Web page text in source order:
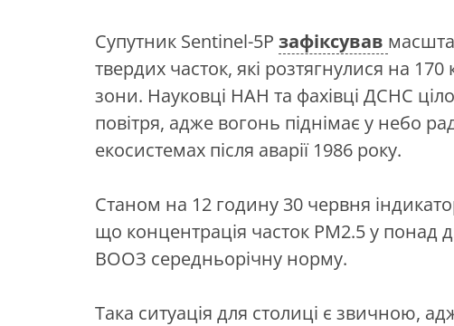
Супутник Sentinel-5P зафіксував
твердих часток, які розтягнулися на
зони. Науковці НАН та фахівці ДСНС
повітря, адже вогонь піднімає у небо
екосистемах після аварії 1986 року.
Станом на 12 годину 30 червня
що концентрація часток PM2.5 у
ВООЗ середньорічну норму.
Така ситуація для столиці є звичною,